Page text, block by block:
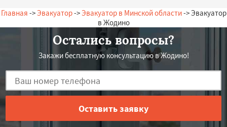
— А. Игоревна, 16.07.2026
Беларусь, Жодино, Садовая, 19
Главная ->Эвакуатор->Эвакуатор в Минской области-> Эвакуатор
в Жодино
Остались вопросы?
Закажи бесплатную консультацию в Жодино!